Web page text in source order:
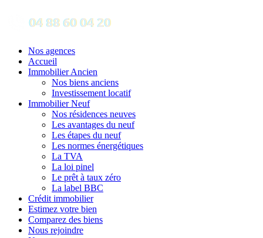
Nos agences
Accueil
Immobilier Ancien
Nos biens anciens
Investissement locatif
Immobilier Neuf
Nos résidences neuves
Les avantages du neuf
Les étapes du neuf
Les normes énergétiques
La TVA
La loi pinel
Le prêt à taux zéro
La label BBC
Crédit immobilier
Estimez votre bien
Comparez des biens
Nous rejoindre